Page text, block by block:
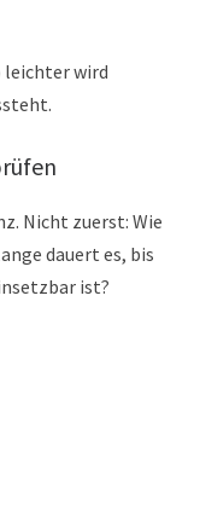
leichter wird
Nicht zuerst: Wie
dauert es, bis
ist?